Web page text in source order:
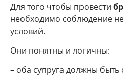
Для того чтобы провести
необходимо соблюдение
условий.
Они понятны и логичны:
– оба супруга должны быть